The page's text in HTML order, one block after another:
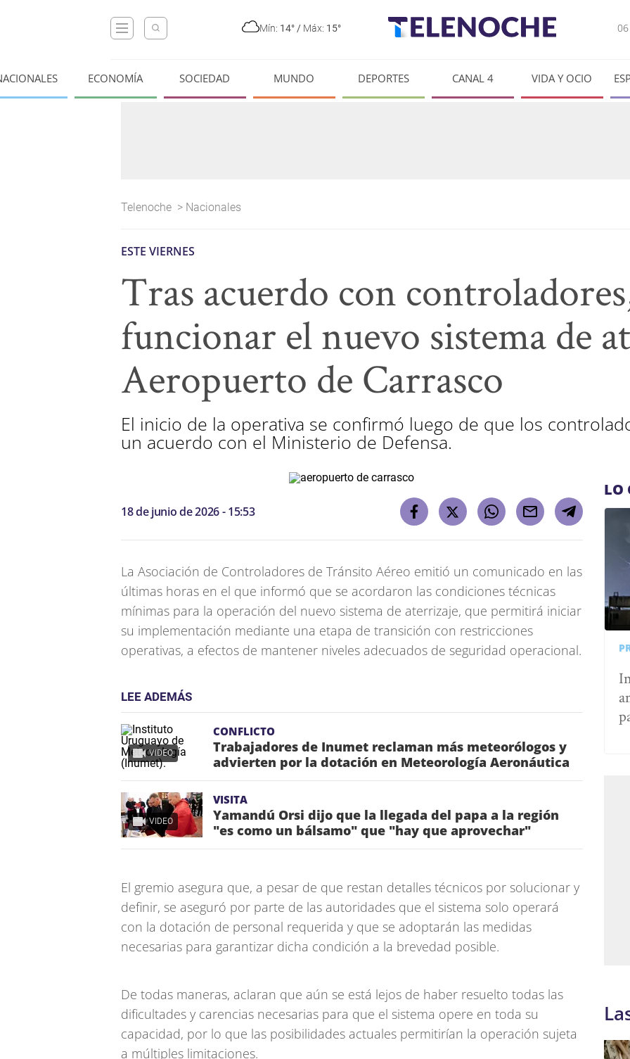
Mín: 14° / Máx: 15°
ECONOMÍA SOCIEDAD MUNDO DEPORTES CANAL 4 VIDA Y OCIO
Telenoche > Nacionales
ESTE VIERNES
Tras acuerdo con
funcionar el nuevo sistema de
Aeropuerto de Carrasco
El inicio de la operativa se confirmó luego de que los
un acuerdo con el Ministerio de Defensa.
18 de junio de 2026 - 15:53
La Asociación de Controladores de Tránsito Aéreo emitió un comunicado en las
últimas horas en el que informó que se acordaron las condiciones técnicas
mínimas para la operación del nuevo sistema de aterrizaje, que permitirá iniciar
su implementación mediante una etapa de transición con restricciones
operativas, a efectos de mantener niveles adecuados de seguridad operacional.
LEE ADEMÁS
VIDEO
CONFLICTO
Trabajadores de Inumet reclaman más meteorólogos y
advierten por la dotación en Meteorología Aeronáutica
VIDEO
VISITA
Yamandú Orsi dijo que la llegada del papa a la región
"es como un bálsamo" que "hay que aprovechar"
El gremio asegura que, a pesar de que restan detalles técnicos por solucionar y
definir, se aseguró por parte de las autoridades que el sistema solo operará
con la dotación de personal requerida y que se adoptarán las medidas
necesarias para garantizar dicha condición a la brevedad posible.
De todas maneras, aclaran que aún se está lejos de haber resuelto todas las
dificultades y carencias necesarias para que el sistema opere en toda su
capacidad, por lo que las posibilidades actuales permitirían la operación sujeta
a múltiples limitaciones.
LO